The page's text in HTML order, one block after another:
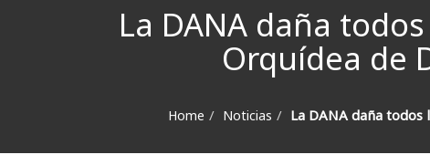
La DANA daña
Orquídea de
Home Noticias La DANA daña